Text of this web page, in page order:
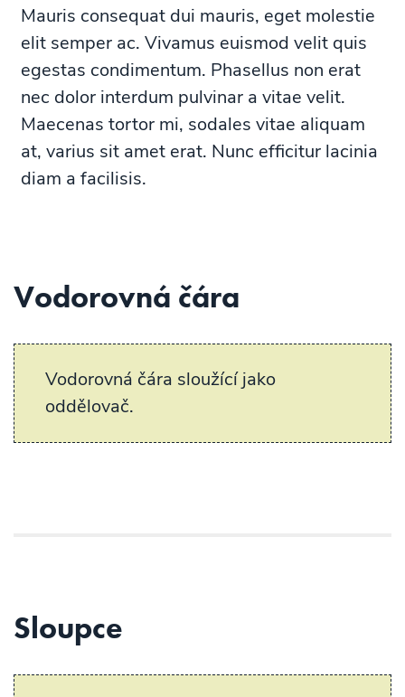
Mauris consequat dui mauris, eget molestie
elit semper ac. Vivamus euismod velit quis
egestas condimentum. Phasellus non erat
nec dolor interdum pulvinar a vitae velit.
Maecenas tortor mi, sodales vitae aliquam
at, varius sit amet erat. Nunc efficitur lacinia
diam a facilisis.
Vodorovná čára
Vodorovná čára sloužící jako
oddělovač.
Sloupce